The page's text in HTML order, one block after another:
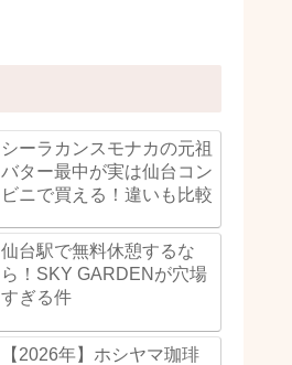
シーラカンスモナカの元祖
バター最中が実は仙台コン
ビニで買える！違いも比較
仙台駅で無料休憩するな
ら！SKY GARDENが穴場
すぎる件
【2026年】ホシヤマ珈琲